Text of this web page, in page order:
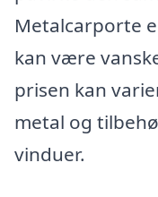
Metalcarporte
kan være
prisen kan
metal og
vinduer.